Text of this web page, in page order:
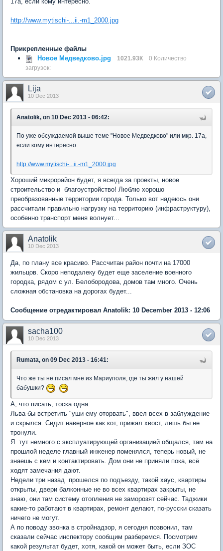
http://www.mytischi-...ii.-m1_2000.jpg
Прикрепленные файлы
Новое Медведково.jpg
1021.93К
0 Количество
загрузок:
Lija
10 Dec 2013
Anatolik, on 10 Dec 2013 - 06:42:
По уже обсуждаемой выше теме "Новое Медведково" или мкр. 17а,
если кому интересно.
http://www.mytischi-...ii.-m1_2000.jpg
Хороший микрорайон будет, я всегда за проекты, новое
строительство и благоустройство! Люблю хорошо
преобразованные территории города. Только вот надеюсь они
рассчитали правильно нагрузку на территорию (инфраструктуру),
особенно транспорт меня волнует...
Anatolik
10 Dec 2013
Да, по плану все красиво. Рассчитан район почти на 17000
жильцов. Скоро неподалеку будет еще заселение военного
городка, рядом с ул. Белобородова, домов там много. Очень
сложная обстановка на дорогах будет...
Сообщение отредактировал Anatolik: 10 December 2013 - 12:06
sacha100
10 Dec 2013
Rumata, on 09 Dec 2013 - 16:41:
Что же ты не писал мне из Мариуполя, где ты жил у нашей
бабушки?
А, что писать, тоска одна.
Льва бы встретить "уши ему оторвать", ввел всех в заблуждение
и скрылся. Сидит наверное как кот, прижал хвост, лишь бы не
тронули.
Я тут немного с эксплуатирующей организацией общался, там на
прошлой неделе главный инженер поменялся, теперь новый, не
знаешь с кем и контактировать. Дом они не приняли пока, всё
ходят замечания дают.
Недели три назад прошелся по подъезду, такой хаус, квартиры
открыты, двери балконные не во всех квартирах закрыты, не
знаю, они там систему отопления не заморозят сейчас. Таджики
какие-то работают в квартирах, ремонт делают, по-русски сказать
ничего не могут.
А по поводу звонка в стройнадзор, я сегодня позвонил, там
сказали сейчас инспектору сообщим разберемся. Посмотрим
какой результат будет, хотя, какой он может быть, если ЗОС